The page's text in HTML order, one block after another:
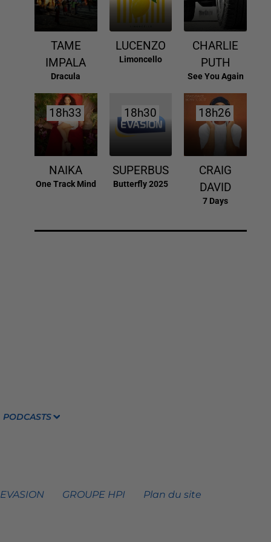
TAME
IMPALA
Dracula
LUCENZO
Limoncello
CHARLIE
PUTH
See You Again
18h33
18h33
NAIKA
One Track Mind
18h30
18h30
SUPERBUS
Butterfly 2025
18h26
18h26
CRAIG
DAVID
7 Days
PODCASTS
GROUPE HPI Plan du site